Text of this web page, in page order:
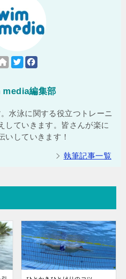
編集部
水泳に関する役立つトレーニ
していきます。皆さんが楽に
いしていきます！
執筆記事一覧